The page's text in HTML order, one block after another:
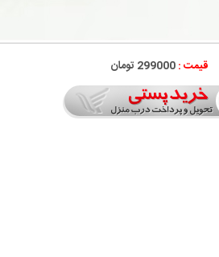
قیمت :299000 تومان